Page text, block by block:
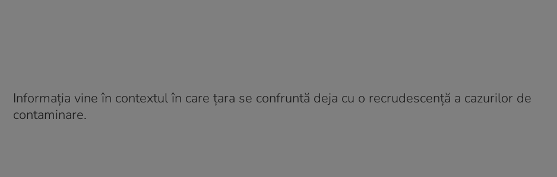
Informația vine în contextul în care țara se confruntă deja cu o recrudescență a cazurilor de
contaminare.